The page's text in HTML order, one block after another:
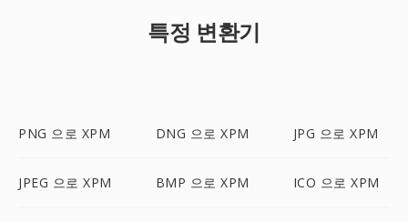
특정 변환기
PNG 으로 XPM DNG 으로 XPM JPG 으로 XPM
JPEG 으로 XPM BMP 으로 XPM ICO 으로 XPM